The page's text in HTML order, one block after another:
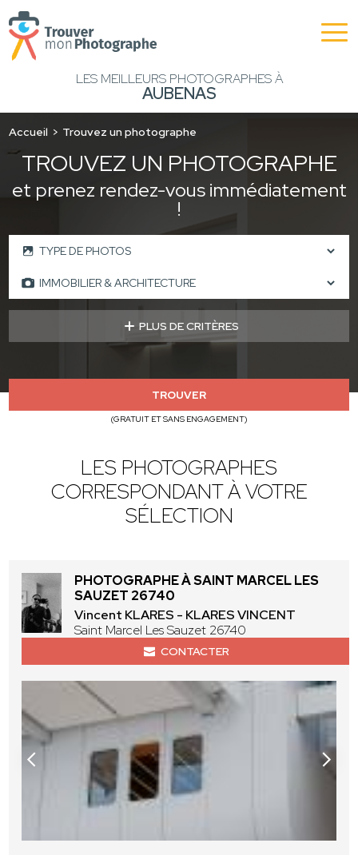
LES MEILLEURS PHOTOGRAPHES À
AUBENAS
Accueil Trouvez un photographe
TROUVEZ UN PHOTOGRAPHE
et prenez rendez-vous immédiatement
!
PLUS DE CRITÈRES
TROUVER
(GRATUIT ET SANS ENGAGEMENT)
LES PHOTOGRAPHES
CORRESPONDANT À VOTRE
SÉLECTION
PHOTOGRAPHE À SAINT MARCEL LES
SAUZET 26740
Vincent KLARES - KLARES VINCENT
Saint Marcel Les Sauzet 26740
CONTACTER